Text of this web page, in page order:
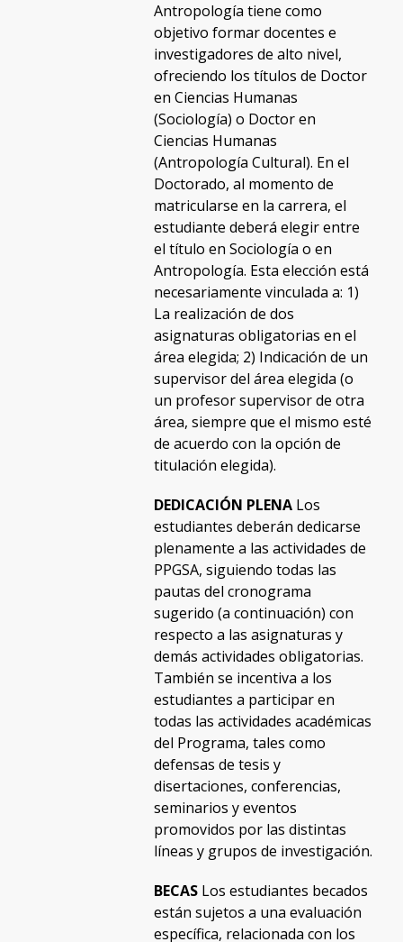
Antropología tiene como
objetivo formar docentes e
investigadores de alto nivel,
ofreciendo los títulos de Doctor
en Ciencias Humanas
(Sociología) o Doctor en
Ciencias Humanas
(Antropología Cultural). En el
Doctorado, al momento de
matricularse en la carrera, el
estudiante deberá elegir entre
el título en Sociología o en
Antropología. Esta elección está
necesariamente vinculada a: 1)
La realización de dos
asignaturas obligatorias en el
área elegida; 2) Indicación de un
supervisor del área elegida (o
un profesor supervisor de otra
área, siempre que el mismo esté
de acuerdo con la opción de
titulación elegida).
DEDICACIÓN PLENALos
estudiantes deberán dedicarse
plenamente a las actividades de
PPGSA, siguiendo todas las
pautas del cronograma
sugerido (a continuación) con
respecto a las asignaturas y
demás actividades obligatorias.
También se incentiva a los
estudiantes a participar en
todas las actividades académicas
del Programa, tales como
defensas de tesis y
disertaciones, conferencias,
seminarios y eventos
promovidos por las distintas
líneas y grupos de investigación.
BECAS Los estudiantes becados
están sujetos a una evaluación
específica, relacionada con los